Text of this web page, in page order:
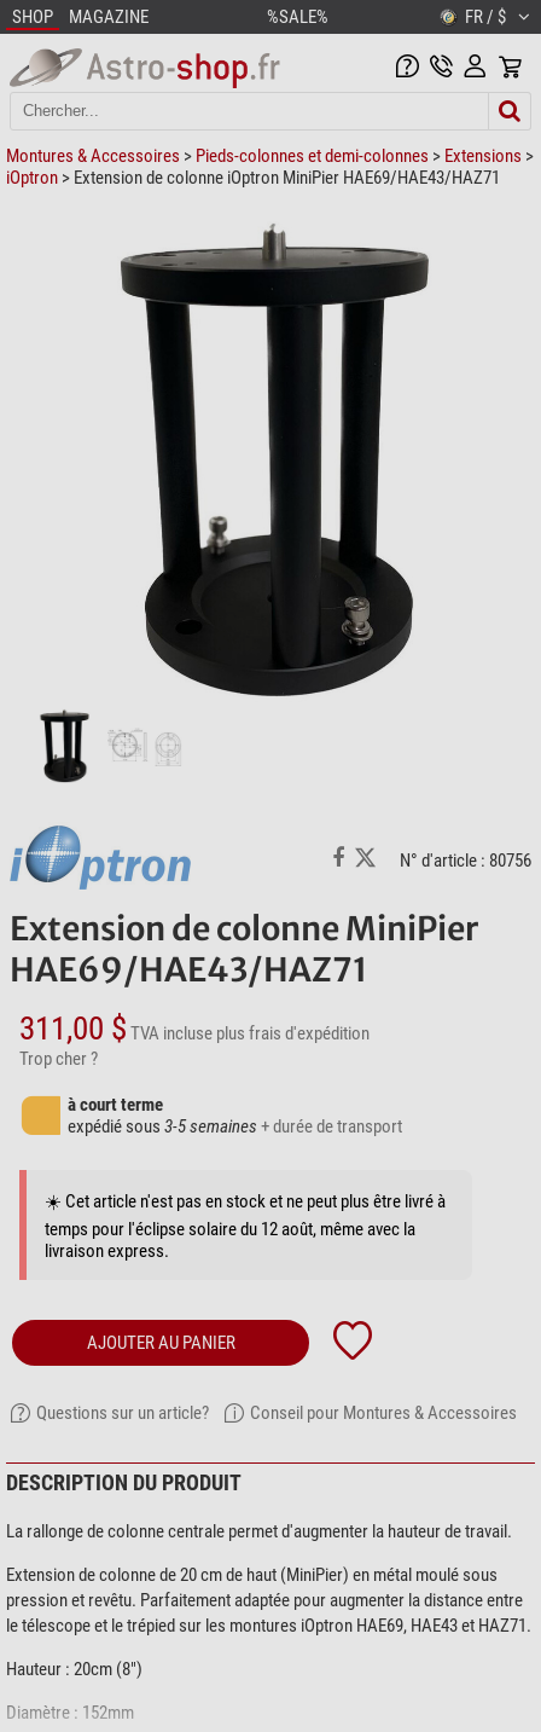
SHOP MAGAZINE %SALE% FR / $
Montures & Accessoires > Pieds-colonnes et demi-colonnes > Extensions >
iOptron > Extension de colonne iOptron MiniPier HAE69/HAE43/HAZ71
N° d'article : 80756
Extension de colonne MiniPier
HAE69/HAE43/HAZ71
311,00 $ TVA incluse plus frais d'expédition
Trop cher ?
à court terme
expédié sous 3-5 semaines + durée de transport
☀️ Cet article n'est pas en stock et ne peut plus être livré à
temps pour l'éclipse solaire du 12 août, même avec la
livraison express.
AJOUTER AU PANIER
Questions sur un article? Conseil pour Montures & Accessoires
DESCRIPTION DU PRODUIT
La rallonge de colonne centrale permet d'augmenter la hauteur de travail.
Extension de colonne de 20 cm de haut (MiniPier) en métal moulé sous
pression et revêtu. Parfaitement adaptée pour augmenter la distance entre
le télescope et le trépied sur les montures iOptron HAE69, HAE43 et HAZ71.
Hauteur : 20cm (8")
Diamètre : 152mm